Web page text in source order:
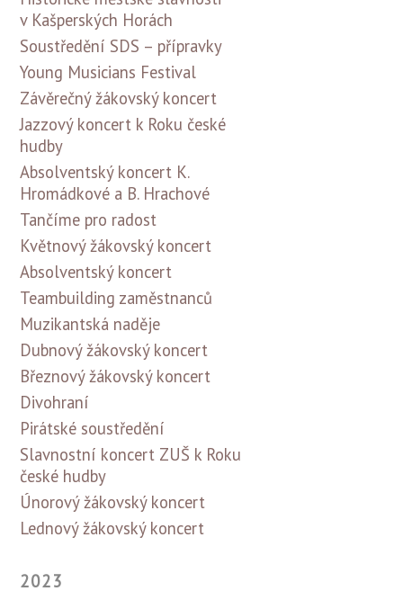
v Kašperských Horách
Soustředění SDS – přípravky
Young Musicians Festival
Závěrečný žákovský koncert
Jazzový koncert k Roku české
hudby
Absolventský koncert K.
Hromádkové a B. Hrachové
Tančíme pro radost
Květnový žákovský koncert
Absolventský koncert
Teambuilding zaměstnanců
Muzikantská naděje
Dubnový žákovský koncert
Březnový žákovský koncert
Divohraní
Pirátské soustředění
Slavnostní koncert ZUŠ k Roku
české hudby
Únorový žákovský koncert
Lednový žákovský koncert
2023